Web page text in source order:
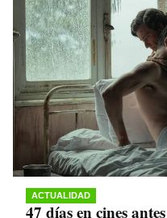
ACTUALIDAD
47 días en cines